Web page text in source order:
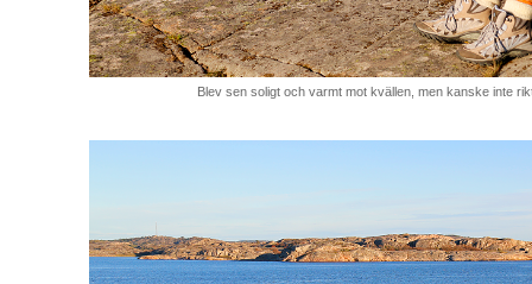
Blev sen soligt och varmt mot kvällen, men kanske inte